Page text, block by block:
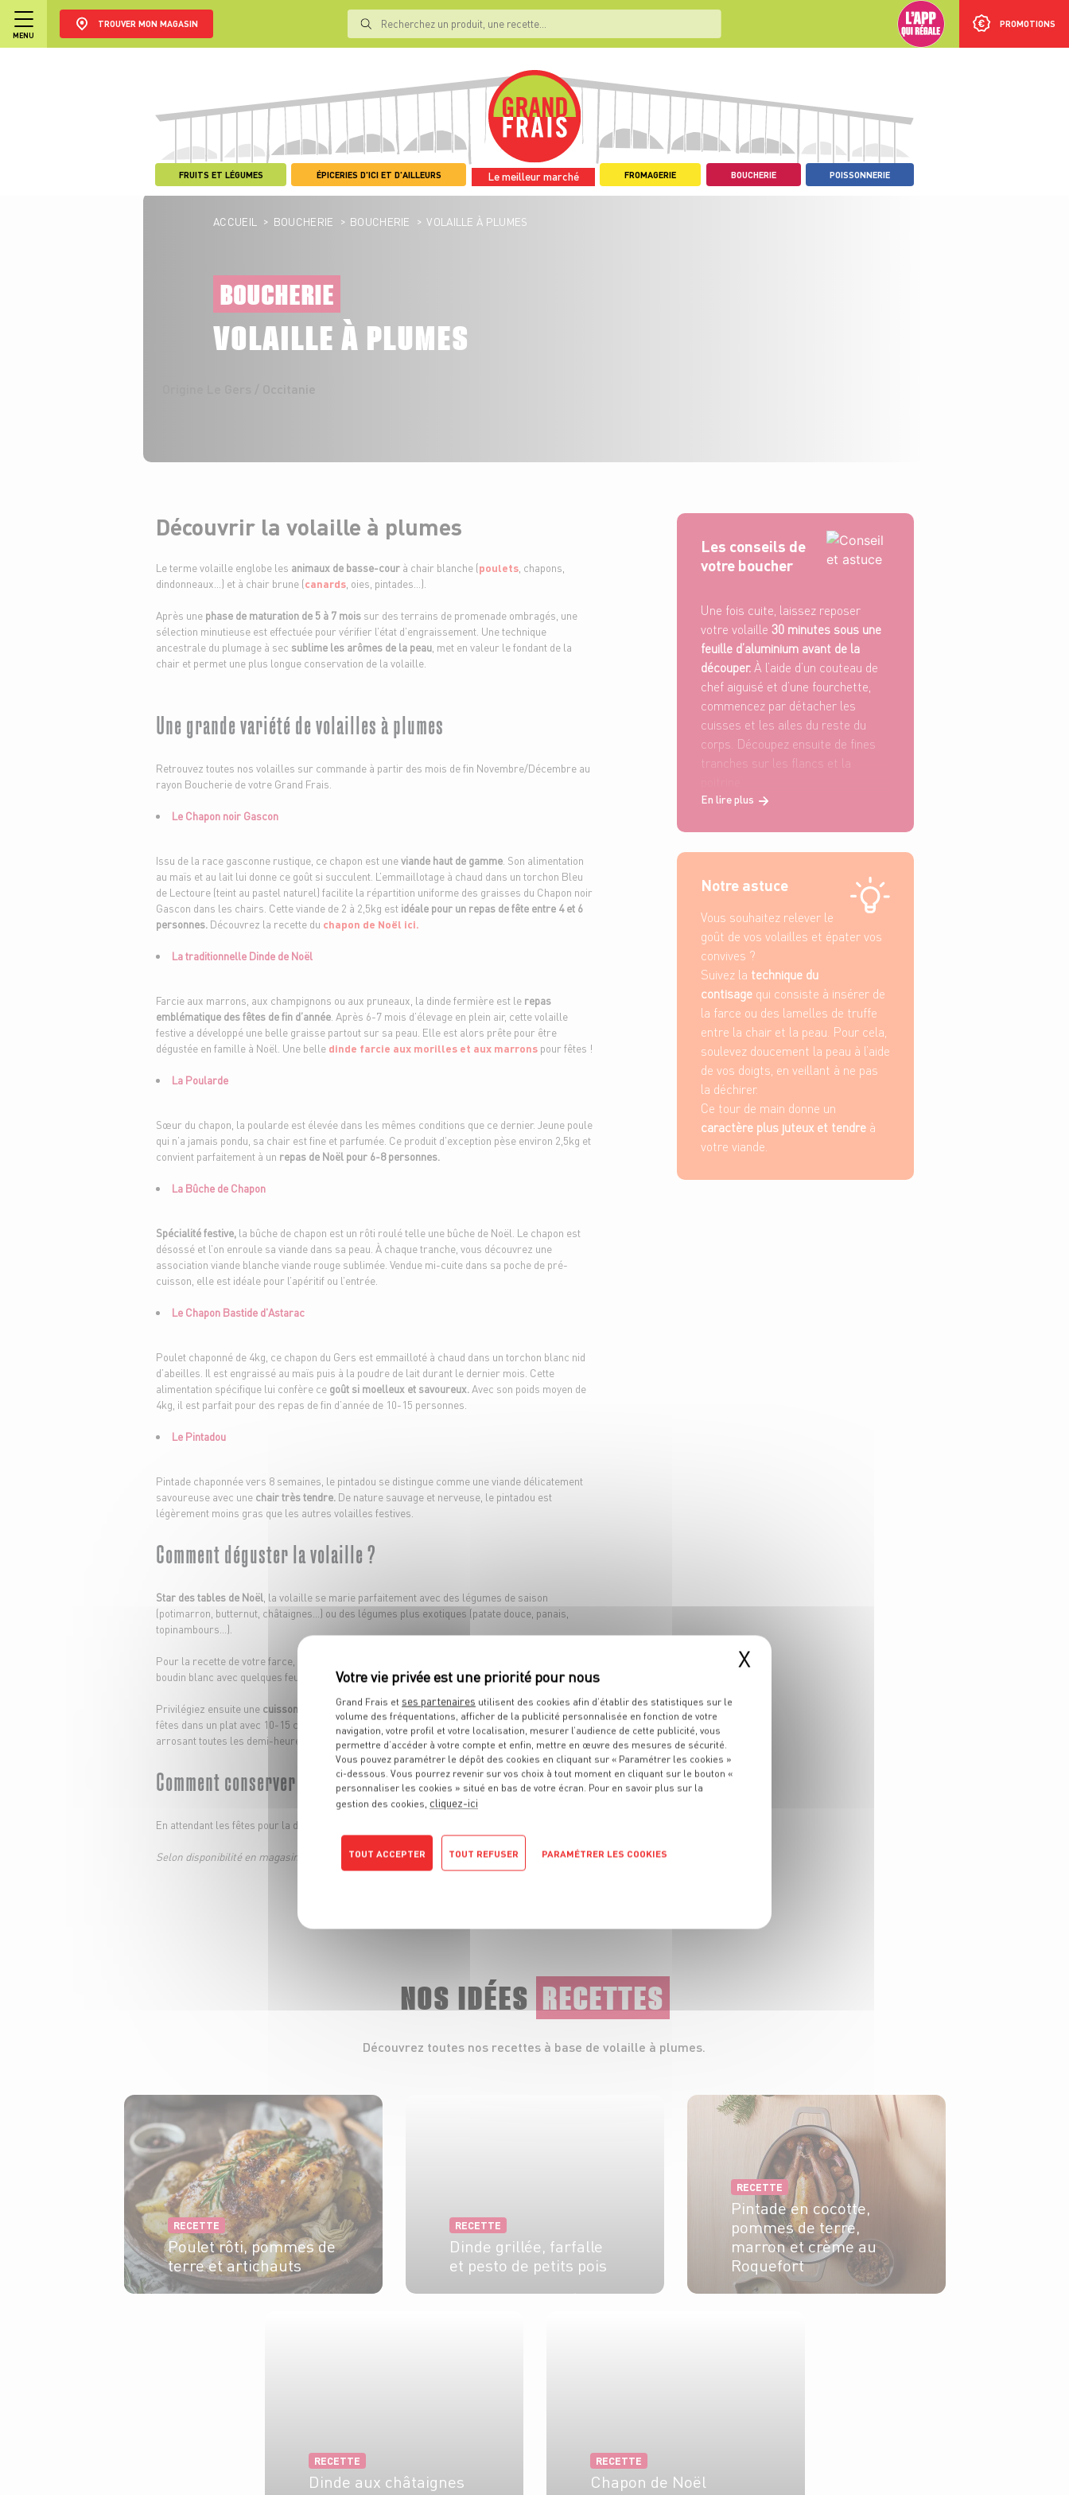
MENU
TROUVER MON MAGASIN PROMOTIONS
FRUITS ET LÉGUMES ÉPICERIES D'ICI ET D'AILLEURS Le meilleur marché FROMAGERIE BOUCHERIE POISSONNERIE
ACCUEIL > BOUCHERIE > BOUCHERIE > VOLAILLE À PLUMES
BOUCHERIE
VOLAILLE À PLUMES
Origine Le Gers / Occitanie
Les conseils de
votre boucher
Une fois cuite, laissez reposer
votre volaille 30 minutes sous une
feuille d’aluminium avant de la
découper.À l’aide d’un couteau de
chef aiguisé et d’une fourchette,
commencez par détacher les
cuisses et les ailes du reste du
corps. Découpez ensuite de fines
tranches sur les flancs et la
En lire plus
Notre astuce
Vous souhaitez relever le
goût de vos volailles et épater vos
convives ?
Suivez la technique du
contisage qui consiste à insérer de
la farce ou des lamelles de truffe
entre la chair et la peau. Pour cela,
soulevez doucement la peau à l’aide
de vos doigts, en veillant à ne pas
la déchirer.
Ce tour de main donne un
caractère plus juteux et tendre à
votre viande.
Découvrir la volaille à plumes
Le terme volaille englobe les animaux de basse-cour à chair blanche (poulets , chapons,
dindonneaux…) et à chair brune (canards , oies, pintades…).
Après une phase de maturation de 5 à 7 mois sur des terrains de promenade ombragés, une
sélection minutieuse est effectuée pour vérifier l’état d’engraissement. Une technique
ancestrale du plumage à sec sublime les arômes de la peau , met en valeur le fondant de la
chair et permet une plus longue conservation de la volaille.
Une grande variété de volailles à plumes
Retrouvez toutes nos volailles sur commande à partir des mois de fin Novembre/Décembre au
rayon Boucherie de votre Grand Frais.
Le Chapon noir Gascon
Issu de la race gasconne rustique, ce chapon est uneviande haut de gamme . Son alimentation
au maïs et au lait lui donne ce goût si succulent. L’emmaillotage à chaud dans un torchon Bleu
de Lectoure (teint au pastel naturel) facilite la répartition uniforme des graisses du Chapon noir
Gascon dans les chairs. Cette viande de 2 à 2,5kg est idéale pour un repas de fête entre 4 et 6
personnes. Découvrez la recette du chapon de Noël ici.
La traditionnelle Dinde de Noël
Farcie aux marrons, aux champignons ou aux pruneaux, la dinde fermière est le repas
emblématique des fêtes de fin d’année . Après 6-7 mois d’élevage en plein air, cette volaille
festive a développé une belle graisse partout sur sa peau. Elle est alors prête pour être
dégustée en famille à Noël. Une belle dinde farcie aux morilles et aux marrons pour fêtes !
La Poularde
Sœur du chapon, la poularde est élevée dans les mêmes conditions que ce dernier. Jeune poule
qui n’a jamais pondu, sa chair est fine et parfumée. Ce produit d’exception pèse environ 2,5kg et
convient parfaitement à un repas de Noël pour 6-8 personnes.
La Bûche de Chapon
Spécialité festive, la bûche de chapon est un rôti roulé telle une bûche de Noël. Le chapon est
désossé et l’on enroule sa viande dans sa peau. À chaque tranche, vous découvrez une
association viande blanche viande rouge sublimée. Vendue mi-cuite dans sa poche de pré-
cuisson, elle est idéale pour l’apéritif ou l’entrée.
Le Chapon Bastide d'Astarac
Poulet chaponné de 4kg, ce chapon du Gers est emmailloté à chaud dans un torchon blanc nid
d’abeilles. Il est engraissé au maïs puis à la poudre de lait durant le dernier mois. Cette
alimentation spécifique lui confère ce goût si moelleux et savoureux. Avec son poids moyen de
4kg, il est parfait pour des repas de fin d’année de 10-15 personnes.
Le Pintadou
Pintade chaponnée vers 8 semaines, le pintadou se distingue comme une viande délicatement
savoureuse avec une chair très tendre. De nature sauvage et nerveuse, le pintadou est
légèrement moins gras que les autres volailles festives.
Comment déguster la volaille ?
Star des tables de Noël , la volaille se marie parfaitement avec des légumes de saison
(potimarron, butternut, châtaignes…) ou des légumes plus exotiques (patate douce, panais,
topinambours…).
Pour la recette de votre farce, variez de la classique chair à saucisse et optez plutôt pour du
boudin blanc avec quelques feuilles d’épinard.
Privilégiez ensuite une cuisson douce à basse température (150°C). Déposez votre volaille de
fêtes dans un plat avec 10-15 cl d’eau et enfournez-le tout. Comptezenviron 1 heure/kgen
arrosant toutes les demi-heures.
Comment conserver la volaille ?
En attendant les fêtes pour la déguster,
Selon disponibilité en magasin
NOS IDÉES RECETTES
Découvrez toutes nos recettes à base de volaille à plumes.
RECETTE
Poulet rôti, pommes de
terre et artichauts
RECETTE
Dinde grillée, farfalle
et pesto de petits pois
RECETTE
Pintade en cocotte,
pommes de terre,
marron et crème au
Roquefort
RECETTE
Dinde aux châtaignes
RECETTE
Chapon de Noël
X
Grand Frais et ses partenaires utilisent des cookies afin d’établir des statistiques sur le
volume des fréquentations, afficher de la publicité personnalisée en fonction de votre
navigation, votre profil et votre localisation, mesurer l’audience de cette publicité, vous
permettre d’accéder à votre compte et enfin, mettre en œuvre des mesures de sécurité.
Vous pouvez paramétrer le dépôt des cookies en cliquant sur « Paramétrer les cookies »
ci-dessous. Vous pourrez revenir sur vos choix à tout moment en cliquant sur le bouton «
personnaliser les cookies » situé en bas de votre écran. Pour en savoir plus sur la
gestion des cookies, cliquez-ici
TOUT ACCEPTER TOUT REFUSER PARAMÉTRER LES COOKIES